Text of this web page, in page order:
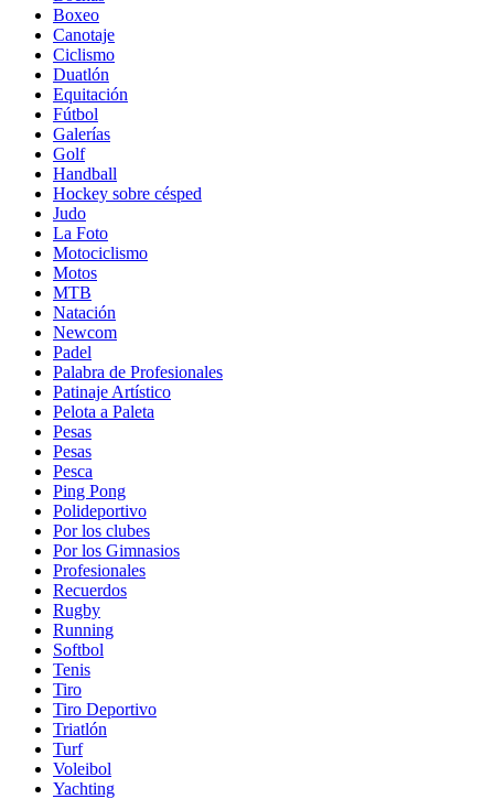
Boxeo
Canotaje
Ciclismo
Duatlón
Equitación
Fútbol
Galerías
Golf
Handball
Hockey sobre césped
Judo
La Foto
Motociclismo
Motos
MTB
Natación
Newcom
Padel
Palabra de Profesionales
Patinaje Artístico
Pelota a Paleta
Pesas
Pesas
Pesca
Ping Pong
Polideportivo
Por los clubes
Por los Gimnasios
Profesionales
Recuerdos
Rugby
Running
Softbol
Tenis
Tiro
Tiro Deportivo
Triatlón
Turf
Voleibol
Yachting